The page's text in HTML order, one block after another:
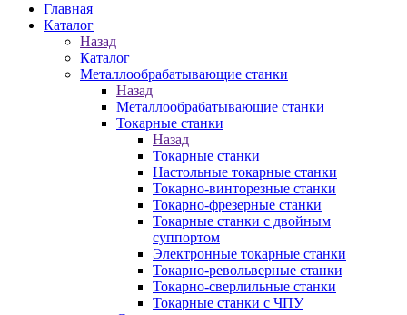
Главная
Каталог
Назад
Каталог
Металлообрабатывающие станки
Назад
Металлообрабатывающие станки
Токарные станки
Назад
Токарные станки
Настольные токарные станки
Токарно-винторезные станки
Токарно-фрезерные станки
Токарные станки с двойным
суппортом
Электронные токарные станки
Токарно-револьверные станки
Токарно-сверлильные станки
Токарные станки с ЧПУ